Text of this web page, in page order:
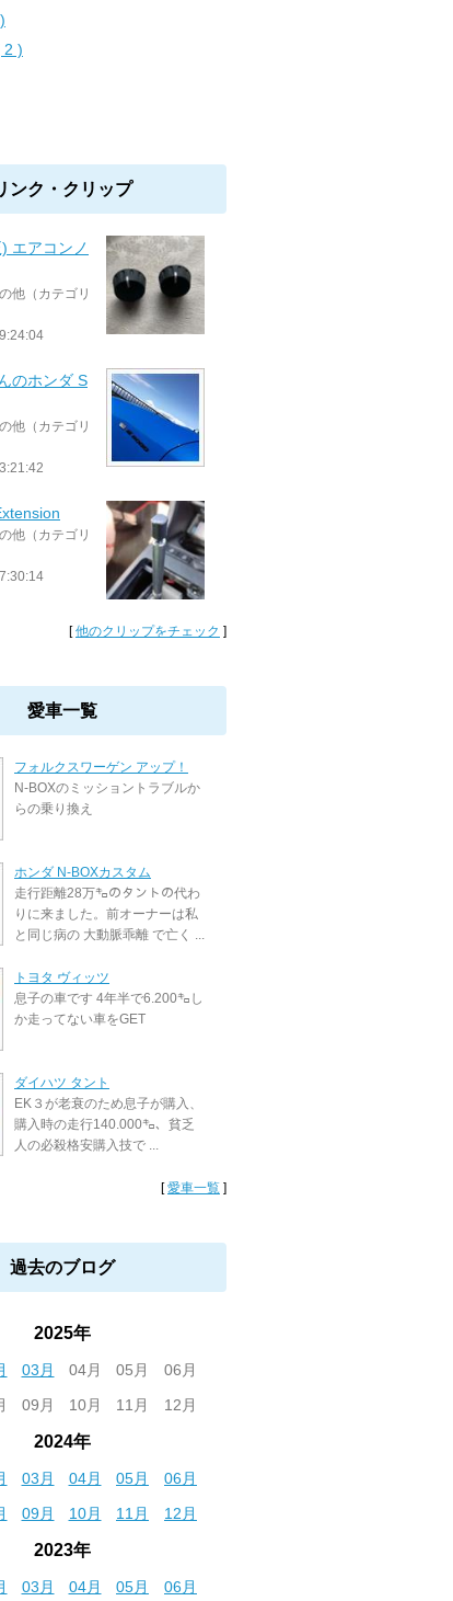
2 )
ンク・クリップ
エアコンノ
他（カテゴリ
のホンダ S
他（カテゴリ
他（カテゴリ
[他のクリップをチェック ]
愛車一覧
フォルクスワーゲン アップ！
N-BOXのミッショントラブルか
らの乗り換え
ホンダ N-BOXカスタム
走行距離28万㌔のタントの代わ
りに来ました。前オーナーは私
と同じ病の 大動脈乖離 で亡く ...
トヨタ ヴィッツ
息子の車です 4年半で6.200㌔し
か走ってない車をGET
ダイハツ タント
EK３が老衰のため息子が購入、
購入時の走行140.000㌔、貧乏
人の必殺格安購入技で ...
[愛車一覧 ]
過去のブログ
2025年
03月 04月 05月
06月
09月 10月 11月 12月
2024年
03月 04月 05月
06月
09月 10月 11月 12月
2023年
03月 04月 05月 06月